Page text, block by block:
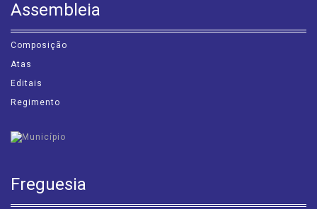
Assembleia
Composição
Atas
Editais
Regimento
Freguesia